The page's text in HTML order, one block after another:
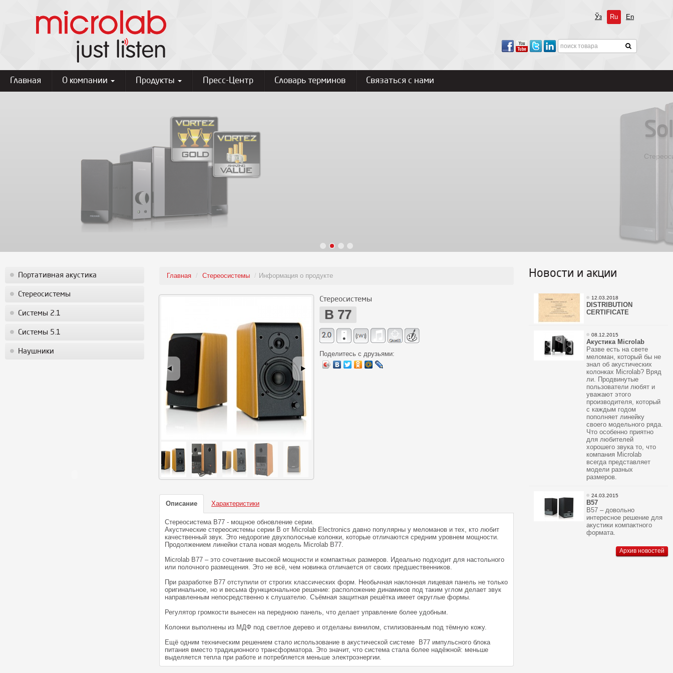
Ўз Ru En
Главная О компании Продукты Пресс-Центр Словарь терминов Связаться с нами
Портативная акустика
Стереосистемы
Системы 2.1
Системы 5.1
Наушники
Главная / Стереосистемы / Информация о продукте
Стереосистемы
B 77
Поделитесь с друзьями:
Описание Характеристики
Стереосистема B77 - мощное обновление серии.
Акустические стереосистемы серии В от Microlab Еleсtronics давно популярны у меломанов и тех, кто любит
качественный звук. Это недорогие двухполосные колонки, которые отличаются средним уровнем мощности.
Продолжением линейки стала новая модель Microlab B77.
Microlab B77 – это сочетание высокой мощности и компактных размеров. Идеально подходит для настольного
или полочного размещения. Это не всё, чем новинка отличается от своих предшественников.
При разработке B77 отступили от строгих классических форм. Необычная наклонная лицевая панель не только
оригинальное, но и весьма функциональное решение: расположение динамиков под таким углом делает звук
направленным непосредственно к слушателю. Съёмная защитная решётка имеет округлые формы.
Регулятор громкости вынесен на переднюю панель, что делает управление более удобным.
Колонки выполнены из МДФ под светлое дерево и отделаны винилом, стилизованным под тёмную кожу.
Ещё одним техническим решением стало использование в акустической системе B77 импульсного блока
питания вместо традиционного трансформатора. Это значит, что система стала более надёжной: меньше
выделяется тепла при работе и потребляется меньше электроэнергии.
Новости и акции
12.03.2018
DISTRIBUTION
CERTIFICATE
08.12.2015
Акустика Microlab
Разве есть на свете
меломан, который бы не
знал об акустических
колонках Microlab? Вряд
ли. Продвинутые
пользователи любят и
уважают этого
производителя, который
с каждым годом
пополняет линейку
своего модельного ряда.
Что особенно приятно
для любителей
хорошего звука то, что
компания Microlab
всегда представляет
модели разных
размеров.
24.03.2015
В57
В57 – довольно
интересное решение для
акустики компактного
формата.
Архив новостей